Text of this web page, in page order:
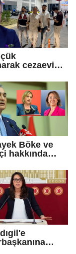
cezaevine
Böke ve
hakkında